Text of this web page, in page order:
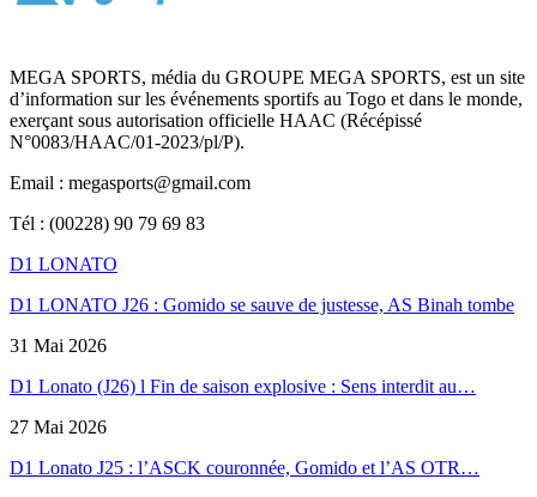
MEGA SPORTS, média du GROUPE MEGA SPORTS, est un site
d’information sur les événements sportifs au Togo et dans le monde,
exerçant sous autorisation officielle HAAC (Récépissé
N°0083/HAAC/01-2023/pl/P).
Email : megasports@gmail.com
Tél : (00228) 90 79 69 83
D1 LONATO
D1 LONATO J26 : Gomido se sauve de justesse, AS Binah tombe
31 Mai 2026
D1 Lonato (J26) l Fin de saison explosive : Sens interdit au…
27 Mai 2026
D1 Lonato J25 : l’ASCK couronnée, Gomido et l’AS OTR…